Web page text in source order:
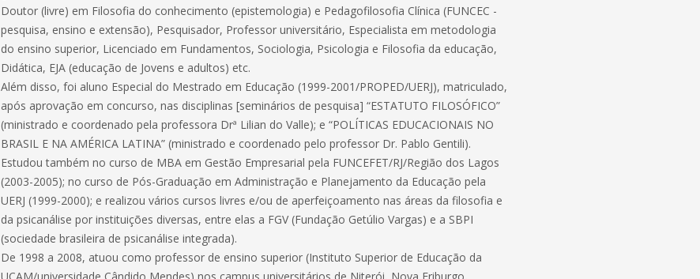
Doutor (livre) em Filosofia do conhecimento (epistemologia) e Pedagofilosofia Clínica (FUNCEC -
pesquisa, ensino e extensão), Pesquisador, Professor universitário, Especialista em metodologia
do ensino superior, Licenciado em Fundamentos, Sociologia, Psicologia e Filosofia da educação,
Didática, EJA (educação de Jovens e adultos) etc.
Além disso, foi aluno Especial do Mestrado em Educação (1999-2001/PROPED/UERJ), matriculado,
após aprovação em concurso, nas disciplinas [seminários de pesquisa] “ESTATUTO FILOSÓFICO”
(ministrado e coordenado pela professora Drª Lilian do Valle); e “POLÍTICAS EDUCACIONAIS NO
BRASIL E NA AMÉRICA LATINA” (ministrado e coordenado pelo professor Dr. Pablo Gentili).
Estudou também no curso de MBA em Gestão Empresarial pela FUNCEFET/RJ/Região dos Lagos
(2003-2005); no curso de Pós-Graduação em Administração e Planejamento da Educação pela
UERJ (1999-2000); e realizou vários cursos livres e/ou de aperfeiçoamento nas áreas da filosofia e
da psicanálise por instituições diversas, entre elas a FGV (Fundação Getúlio Vargas) e a SBPI
(sociedade brasileira de psicanálise integrada).
De 1998 a 2008, atuou como professor de ensino superior (Instituto Superior de Educação da